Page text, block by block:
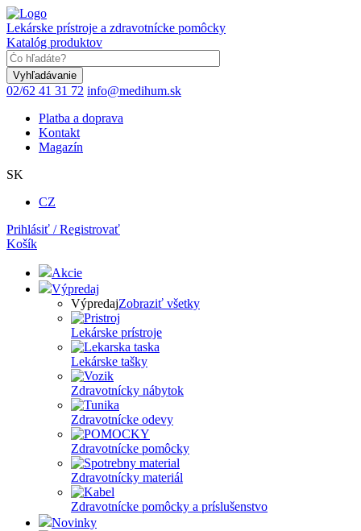
Skočiť
na
hlavný
obsah
Lekárske prístroje a zdravotnícke pomôcky
Katalóg produktov
02/62 41 31 72 info@medihum.sk
Platba a doprava
Kontakt
Magazín
SK
CZ
Prihlásiť / Registrovať
Košík
Akcie
Výpredaj
VýpredajZobraziť všetky
Lekárske prístroje
Lekárske tašky
Zdravotnícky nábytok
Zdravotnícke odevy
Zdravotnícke pomôcky
Zdravotnícky materiál
Zdravotnícke pomôcky a príslušenstvo
Novinky